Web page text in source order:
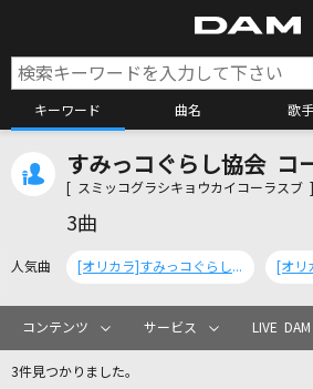
キーワード 曲名 歌
カラオケ検索
カラオケリクエス
すみっコぐらし協会 コ
[ スミッコグラシキョウカイコーラスブ ]
3曲
人気曲 [オリカラ]すみっコぐらしのうた
コンテンツ サービス LIVE
3件見つかりました。